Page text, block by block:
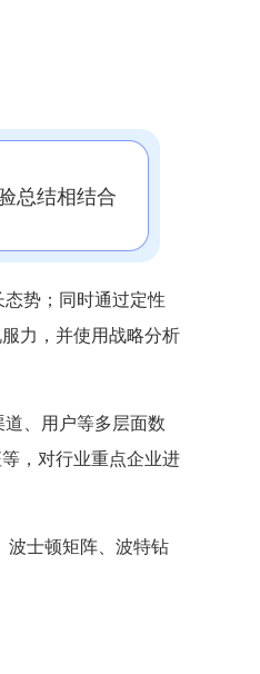
总结相结合
势；同时通过定性
力，并使用战略分析
、用户等多层面数
，对行业重点企业进
波士顿矩阵、波特钻